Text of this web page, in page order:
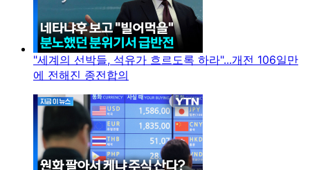
"세계의 선박들, 석유가 흐르도록 하라"...개전 106일만
에 전해진 종전합의